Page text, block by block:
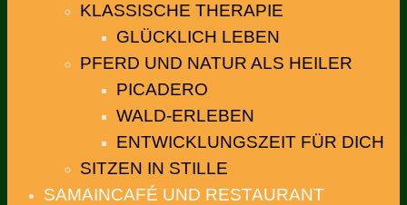
KLASSISCHE THERAPIE
GLÜCKLICH LEBEN
PFERD UND NATUR ALS HEILER
PICADERO
WALD-ERLEBEN
ENTWICKLUNGSZEIT FÜR DICH
SITZEN IN STILLE
SAMAINCAFÉ UND RESTAURANT